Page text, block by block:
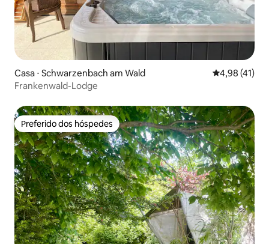
Casa ⋅ Schwarzenbach am Wald 4,98 de uma
4,98 (41)
Frankenwald-Lodge
Preferido dos hóspedes
Preferido dos hóspedes